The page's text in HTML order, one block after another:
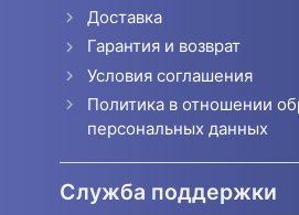
Доставка
Гарантия и возврат
Условия соглашения
Политика в отношении
персональных данных
Служба поддержки